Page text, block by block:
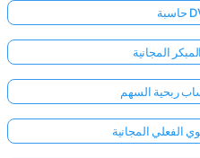
المجانية
ربحية السهم
الفعلي المجانية